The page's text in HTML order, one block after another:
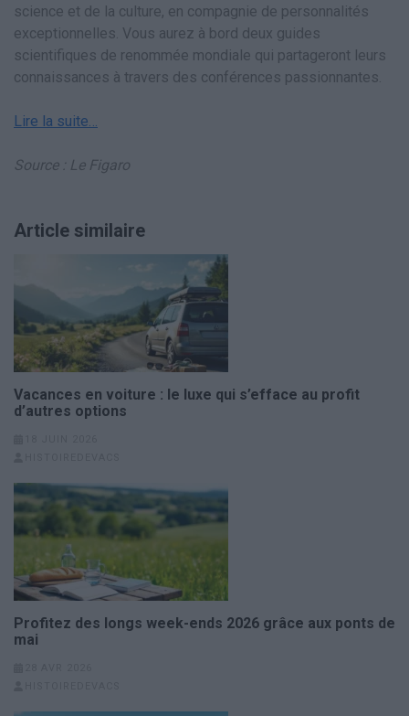
science et de la culture, en compagnie de personnalités
exceptionnelles. Vous aurez à bord deux guides
scientifiques de renommée mondiale qui partageront leurs
connaissances à travers des conférences passionnantes.
Lire la suite…
Source : Le Figaro
Article similaire
Vacances en voiture : le luxe qui s’efface au profit
d’autres options
Profitez des longs week-ends 2026 grâce aux ponts de
mai